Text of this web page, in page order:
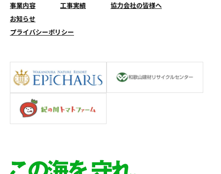
事業内容
工事実績
協力会社の皆様へ
お知らせ
プライバシーポリシー